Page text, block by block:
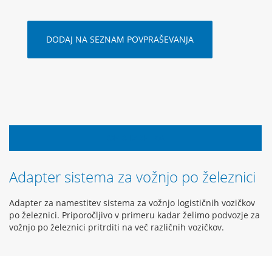
DODAJ NA SEZNAM POVPRAŠEVANJA
Adapter sistema za vožnjo po železnici
Adapter za namestitev sistema za vožnjo logističnih vozičkov
po železnici. Priporočljivo v primeru kadar želimo podvozje za
vožnjo po železnici pritrditi na več različnih vozičkov.